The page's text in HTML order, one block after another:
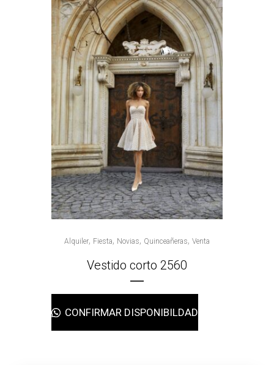
Alquiler, Fiesta, Novias, Quinceañeras, Venta
Vestido corto 2560
CONFIRMAR DISPONIBILDAD